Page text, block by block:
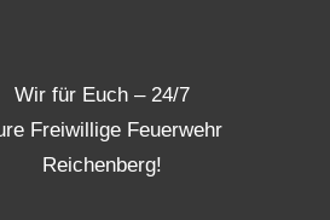
Wir für Euch – 24/7
Freiwillige Feuerwehr
Reichenberg!